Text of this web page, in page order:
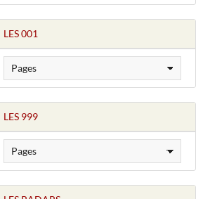
LES 001
LES 999